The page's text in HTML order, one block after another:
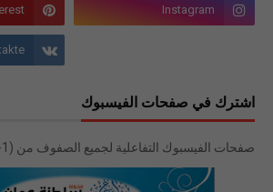
اشترك في صفحات الفيسبوك
صفحات الفيسبوك التفاعلية لجميع الصفوف من (1-12 )